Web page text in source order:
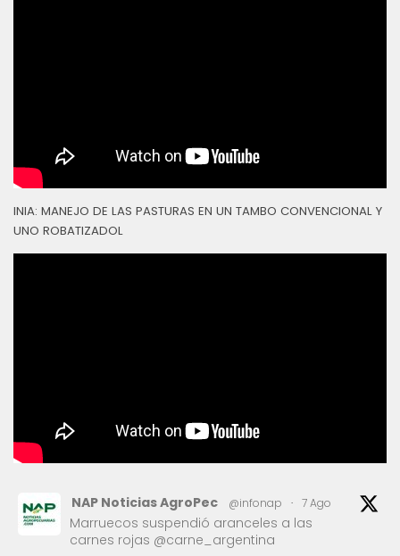
INIA: MANEJO DE LAS PASTURAS EN UN TAMBO CONVENCIONAL Y
UNO ROBATIZADOL
NAP Noticias AgroPec @infonap · 7 Ago
Marruecos suspendió aranceles a las
carnes rojas @carne_argentina